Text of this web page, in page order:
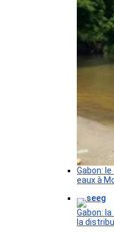
Gabon:
eaux à
Gabon:
la